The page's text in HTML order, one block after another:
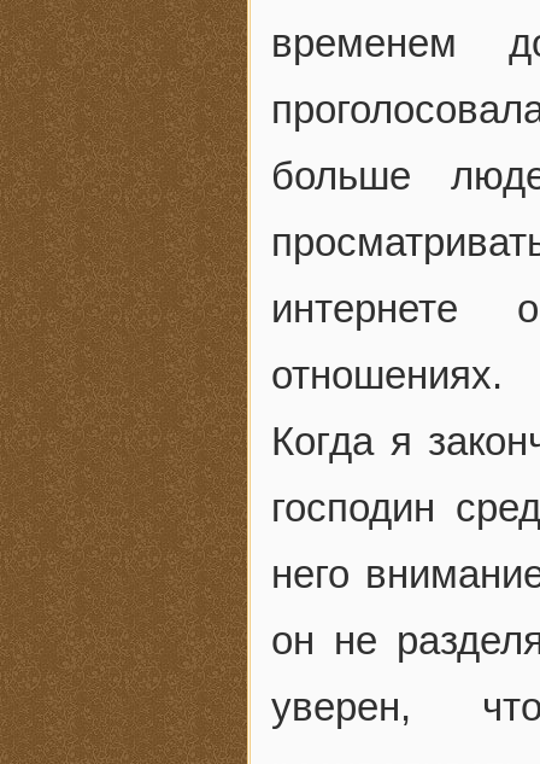
временем
больше
интернете
отношениях.
Когда я
господин
него
он не
уверен,